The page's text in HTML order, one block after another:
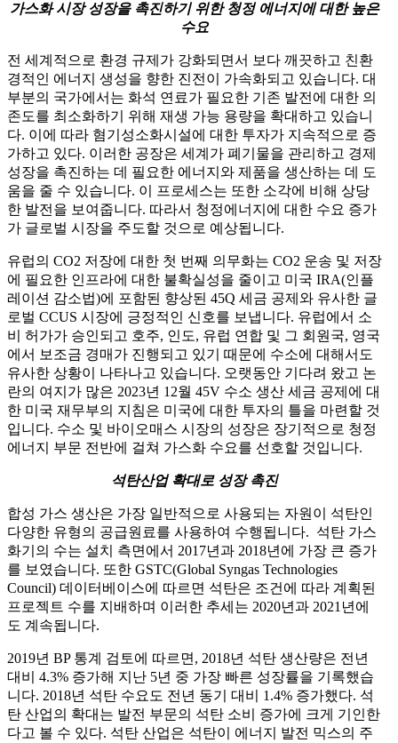
가스화 시장 성장을 촉진하기 위한 청정 에너지에 대한 높은
수요
전 세계적으로 환경 규제가 강화되면서 보다 깨끗하고 친환
경적인 에너지 생성을 향한 진전이 가속화되고 있습니다. 대
부분의 국가에서는 화석 연료가 필요한 기존 발전에 대한 의
존도를 최소화하기 위해 재생 가능 용량을 확대하고 있습니
다. 이에 따라 혐기성소화시설에 대한 투자가 지속적으로 증
가하고 있다. 이러한 공장은 세계가 폐기물을 관리하고 경제
성장을 촉진하는 데 필요한 에너지와 제품을 생산하는 데 도
움을 줄 수 있습니다. 이 프로세스는 또한 소각에 비해 상당
한 발전을 보여줍니다. 따라서 청정에너지에 대한 수요 증가
가 글로벌 시장을 주도할 것으로 예상됩니다.
유럽의 CO2 저장에 대한 첫 번째 의무화는 CO2 운송 및 저장
에 필요한 인프라에 대한 불확실성을 줄이고 미국 IRA(인플
레이션 감소법)에 포함된 향상된 45Q 세금 공제와 유사한 글
로벌 CCUS 시장에 긍정적인 신호를 보냅니다. 유럽에서 소
비 허가가 승인되고 호주, 인도, 유럽 연합 및 그 회원국, 영국
에서 보조금 경매가 진행되고 있기 때문에 수소에 ​​대해서도
유사한 상황이 나타나고 있습니다. 오랫동안 기다려 왔고 논
란의 여지가 많은 2023년 12월 45V 수소 생산 세금 공제에 대
한 미국 재무부의 지침은 미국에 대한 투자의 틀을 마련할 것
입니다. 수소 및 바이오매스 시장의 성장은 장기적으로 청정
에너지 부문 전반에 걸쳐 가스화 수요를 선호할 것입니다.
석탄산업 확대로 성장 촉진
합성 가스 생산은 가장 일반적으로 사용되는 자원이 석탄인
다양한 유형의 공급원료를 사용하여 수행됩니다. 석탄 가스
화기의 수는 설치 측면에서 2017년과 2018년에 가장 큰 증가
를 보였습니다. 또한 GSTC(Global Syngas Technologies
Council) 데이터베이스에 따르면 석탄은 조건에 따라 계획된
프로젝트 수를 지배하며 이러한 추세는 2020년과 2021년에
도 계속됩니다.
2019년 BP 통계 검토에 따르면, 2018년 석탄 생산량은 전년
대비 4.3% 증가해 지난 5년 중 가장 빠른 성장률을 기록했습
니다. 2018년 석탄 수요도 전년 동기 대비 1.4% 증가했다. 석
탄 산업의 확대는 발전 부문의 석탄 소비 증가에 크게 기인한
다고 볼 수 있다. 석탄 산업은 석탄이 에너지 발전 믹스의 주